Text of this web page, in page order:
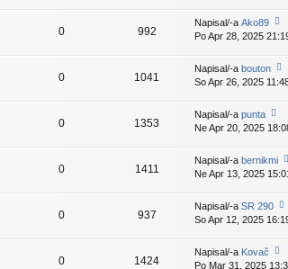
is
p
e
k
d
nji
pr
is
p
e
ej
z
d
nji
pr
is
p
e
k
0 992
Napisal/-a Ako89
o
ej
z
d
nji
pr
is
p
e
k
Po Apr 28, 2025
0 1041
Napisal/-a bouton
o
ej
z
d
nji
pr
is
e
e
So Apr 26, 2025
0 1353
Napisal/-a punta
o
ej
z
d
nji
pr
is
e
Ne Apr 20, 2025
0 1411
Napisal/-a bernikmi
o
ej
z
d
Ne Apr 13, 2025
0 937
Napisal/-a SR 290
o
ej
z
So Apr 12, 2025
0 1424
Napisal/-a Kovač
o
Po Mar 31, 2025